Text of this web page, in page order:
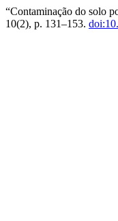
“Contaminação do solo
10(2), p. 131–153.